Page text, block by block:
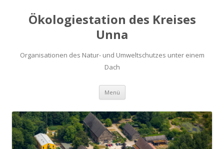
Ökologiestation des Kreises
Unna
Organisationen des Natur- und Umweltschutzes unter einem
Dach
Menü Zum
springen